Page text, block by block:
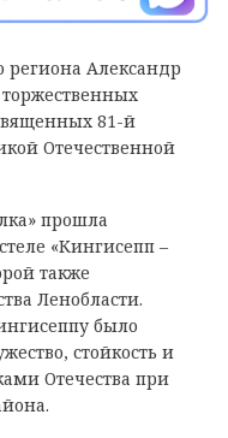
региона Александр
81-й
Отечественной
прошла
«Кингисепп –
также
Ленобласти.
было
стойкость и
Отечества при